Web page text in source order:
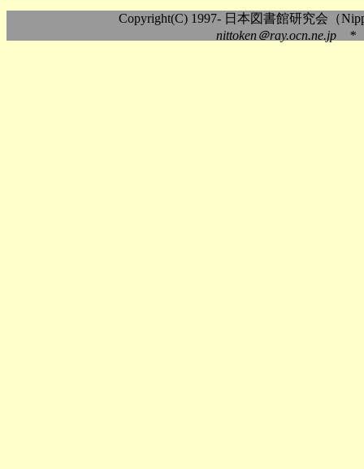
Copyright(C) 1997- 日本図書館研究会（
nittoken＠ray.ocn.ne.jp *